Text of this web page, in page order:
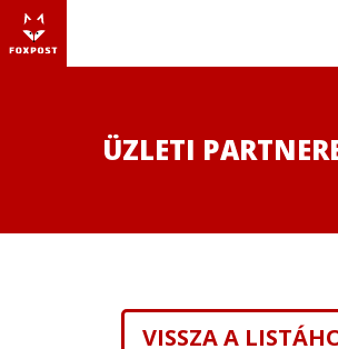
ÜZLETI
VISSZA A